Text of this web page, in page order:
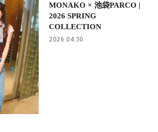
MONAKO × 池袋PARCO |
2026 SPRING
COLLECTION
2026.04.30